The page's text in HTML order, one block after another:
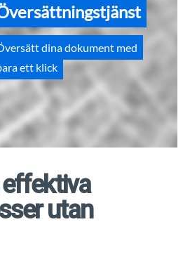
dina dokument med
ett klick
utan